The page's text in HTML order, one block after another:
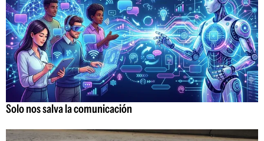
Solo nos salva la comunicación